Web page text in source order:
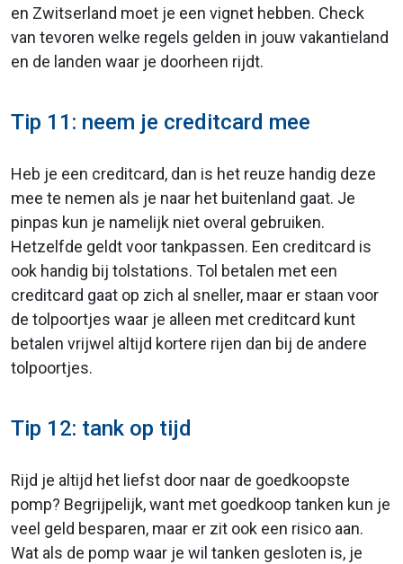
en Zwitserland moet je een vignet hebben. Check
van tevoren welke regels gelden in jouw vakantieland
en de landen waar je doorheen rijdt.
Tip 11: neem je creditcard mee
Heb je een creditcard, dan is het reuze handig deze
mee te nemen als je naar het buitenland gaat. Je
pinpas kun je namelijk niet overal gebruiken.
Hetzelfde geldt voor tankpassen. Een creditcard is
ook handig bij tolstations. Tol betalen met een
creditcard gaat op zich al sneller, maar er staan voor
de tolpoortjes waar je alleen met creditcard kunt
betalen vrijwel altijd kortere rijen dan bij de andere
tolpoortjes.
Tip 12: tank op tijd
Rijd je altijd het liefst door naar de goedkoopste
pomp? Begrijpelijk, want met goedkoop tanken kun je
veel geld besparen, maar er zit ook een risico aan.
Wat als de pomp waar je wil tanken gesloten is, je